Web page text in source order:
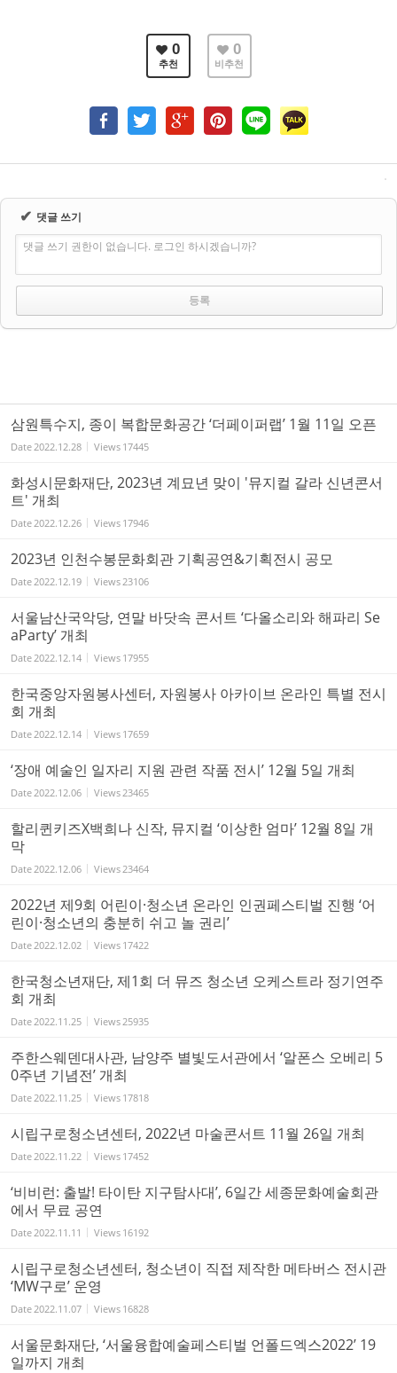
0
추천
0
비추천
✔ 댓글 쓰기
댓글 쓰기 권한이 없습니다. 로그인 하시겠습니까?
삼원특수지, 종이 복합문화공간 ‘더페이퍼랩’ 1월 11일 오픈
Date 2022.12.28 Views 17445
화성시문화재단, 2023년 계묘년 맞이 '뮤지컬 갈라 신년콘서
트' 개최
Date 2022.12.26 Views 17946
2023년 인천수봉문화회관 기획공연&기획전시 공모
Date 2022.12.19 Views 23106
서울남산국악당, 연말 바닷속 콘서트 ‘다올소리와 해파리 Se
aParty’ 개최
Date 2022.12.14 Views 17955
한국중앙자원봉사센터, 자원봉사 아카이브 온라인 특별 전시
회 개최
Date 2022.12.14 Views 17659
‘장애 예술인 일자리 지원 관련 작품 전시’ 12월 5일 개최
Date 2022.12.06 Views 23465
할리퀸키즈X백희나 신작, 뮤지컬 ‘이상한 엄마’ 12월 8일 개
막
Date 2022.12.06 Views 23464
2022년 제9회 어린이·청소년 온라인 인권페스티벌 진행 ‘어
린이·청소년의 충분히 쉬고 놀 권리’
Date 2022.12.02 Views 17422
한국청소년재단, 제1회 더 뮤즈 청소년 오케스트라 정기연주
회 개최
Date 2022.11.25 Views 25935
주한스웨덴대사관, 남양주 별빛도서관에서 ‘알폰스 오베리 5
0주년 기념전’ 개최
Date 2022.11.25 Views 17818
시립구로청소년센터, 2022년 마술콘서트 11월 26일 개최
Date 2022.11.22 Views 17452
‘비비런: 출발! 타이탄 지구탐사대’, 6일간 세종문화예술회관
에서 무료 공연
Date 2022.11.11 Views 16192
시립구로청소년센터, 청소년이 직접 제작한 메타버스 전시관
‘MW구로’ 운영
Date 2022.11.07 Views 16828
서울문화재단, ‘서울융합예술페스티벌 언폴드엑스2022’ 19
일까지 개최